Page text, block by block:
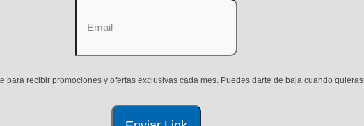
para recibir promociones y ofertas exclusivas cada mes. Puedes darte de baja cuando quieras.